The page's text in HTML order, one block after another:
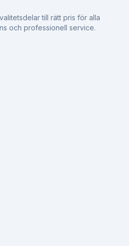
till rätt pris för alla
och professionell service.